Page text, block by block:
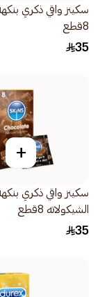
سكينز واقي ذكري
8قطع
35
+
سكينز واقي ذكري
الشيكولاته 8قطع
35